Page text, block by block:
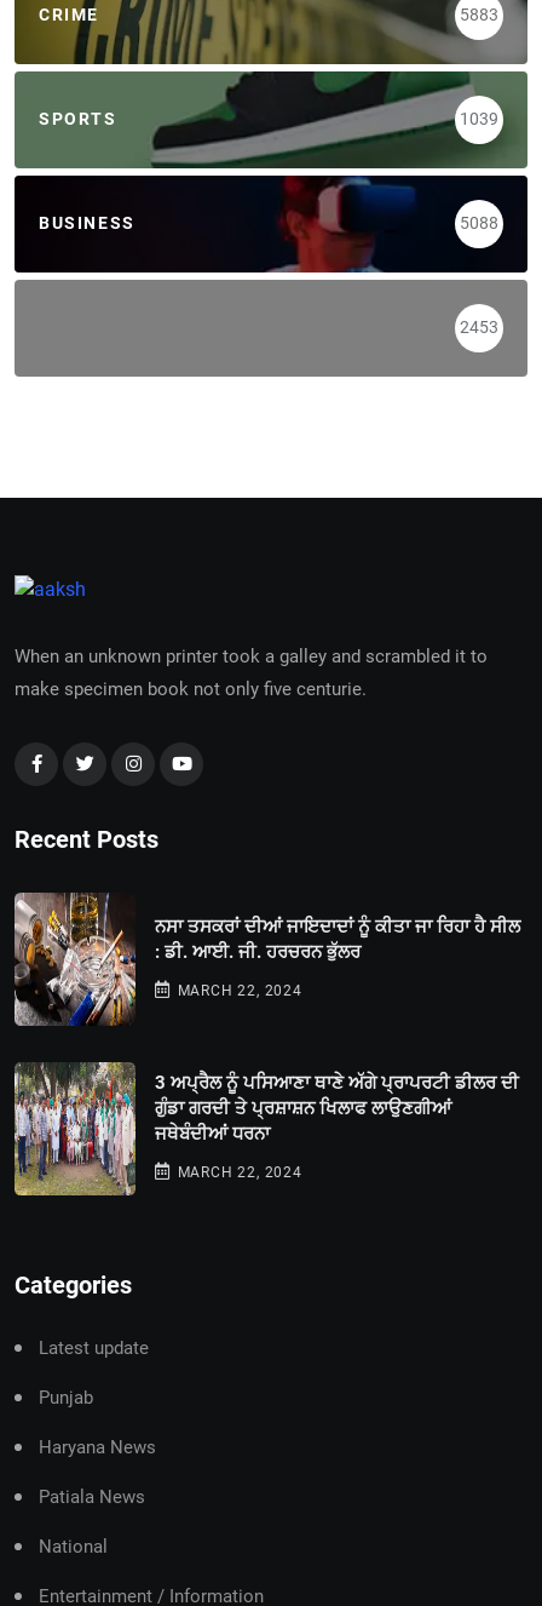
CRIME 5883
SPORTS 1039
BUSINESS 5088
2453
When an unknown printer took a galley and scrambled it to
make specimen book not only five centurie.
Recent Posts
ਨਸਾ ਤਸਕਰਾਂ ਦੀਆਂ ਜਾਇਦਾਦਾਂ ਨੂੰ ਕੀਤਾ ਜਾ ਰਿਹਾ ਹੈ ਸੀਲ
: ਡੀ. ਆਈ. ਜੀ. ਹਰਚਰਨ ਭੁੱਲਰ
MARCH 22, 2024
3 ਅਪ੍ਰੈਲ ਨੂੰ ਪਸਿਆਣਾ ਥਾਣੇ ਅੱਗੇ ਪ੍ਰਾਪਰਟੀ ਡੀਲਰ ਦੀ
ਗੁੰਡਾ ਗਰਦੀ ਤੇ ਪ੍ਰਸ਼ਾਸ਼ਨ ਖਿਲਾਫ ਲਾਉਣਗੀਆਂ
ਜਥੇਬੰਦੀਆਂ ਧਰਨਾ
MARCH 22, 2024
Categories
Latest update
Punjab
Haryana News
Patiala News
National
Entertainment / Information